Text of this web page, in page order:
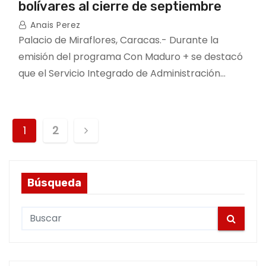
bolívares al cierre de septiembre
Anais Perez
Palacio de Miraflores, Caracas.- Durante la
emisión del programa Con Maduro + se destacó
que el Servicio Integrado de Administración…
1 2
Búsqueda